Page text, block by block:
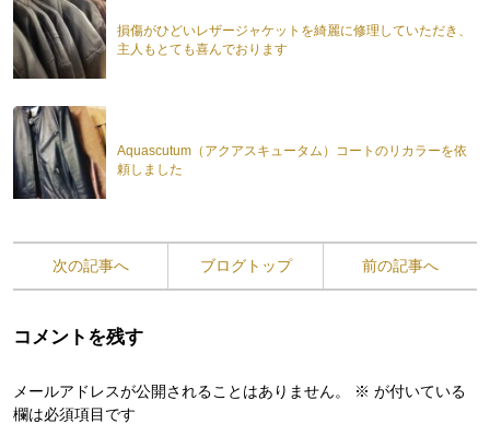
損傷がひどいレザージャケットを綺麗に修理していただき、
主人もとても喜んでおります
Aquascutum（アクアスキュータム）コートのリカラーを依
頼しました
次の記事へ ブログトップ 前の記事へ
コメントを残す
メールアドレスが公開されることはありません。 ※ が付いている
欄は必須項目です